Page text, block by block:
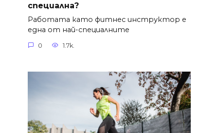
специална?
Работата като фитнес инструктор е
една от най-специалните
0 1.7k.